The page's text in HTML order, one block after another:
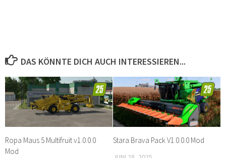
DAS KÖNNTE DICH AUCH INTERESSIEREN...
Ropa Maus 5 Multifruit v1.0.0.0
Mod
Stara Brava Pack V1.0.0.0 Mod